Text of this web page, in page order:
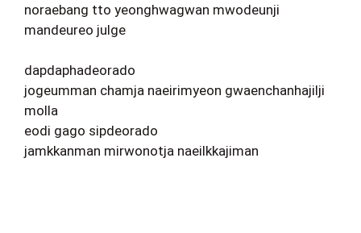
noraebang tto yeonghwagwan mwodeunji
mandeureo julge
dapdaphadeorado
jogeumman chamja naeirimyeon gwaenchanhajilji
molla
eodi gago sipdeorado
jamkkanman mirwonotja naeilkkajiman